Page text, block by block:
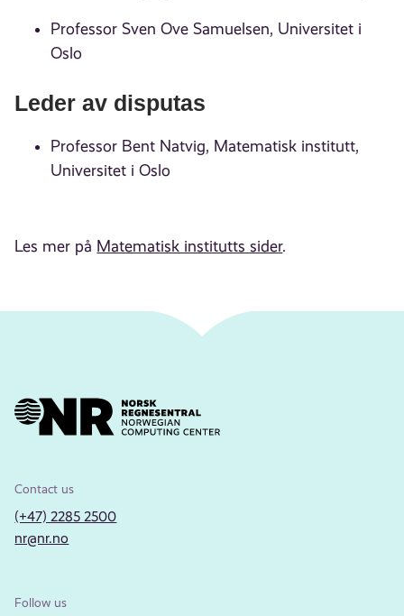
Professor Sven Ove Samuelsen, Universitet i
Oslo
Leder av disputas
Professor Bent Natvig, Matematisk institutt,
Universitet i Oslo
Les mer på Matematisk institutts sider.
Contact us
(+47) 2285 2500
nr@nr.no
Follow us